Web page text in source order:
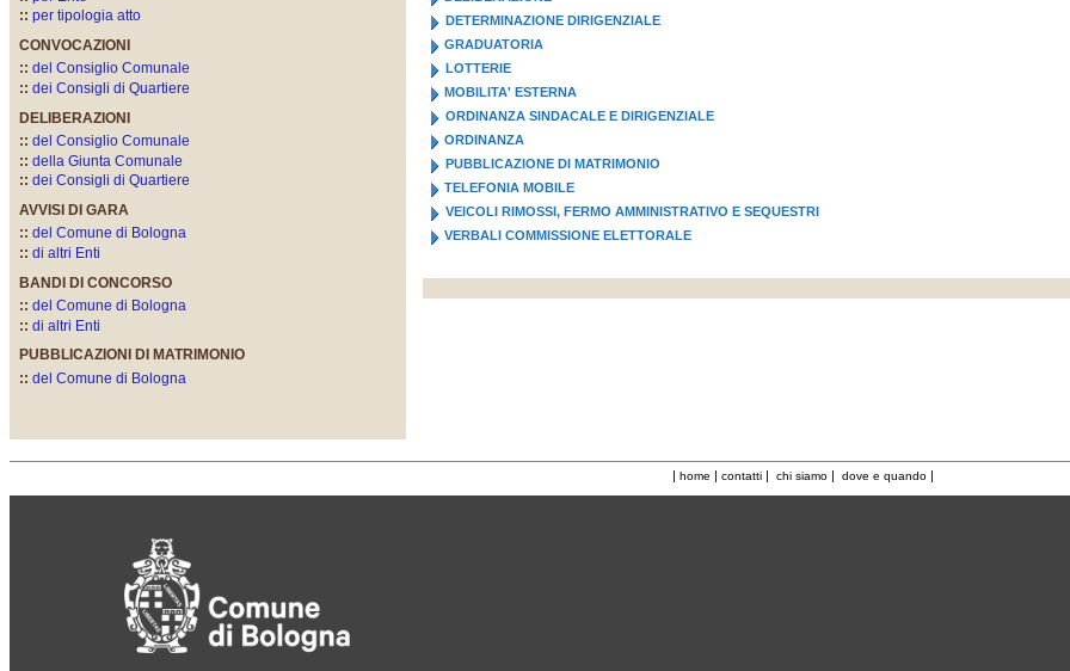
:: per tipologia atto
CONVOCAZIONI
:: del Consiglio Comunale
:: dei Consigli di Quartiere
DELIBERAZIONI
:: del Consiglio Comunale
:: della Giunta Comunale
:: dei Consigli di Quartiere
AVVISI DI GARA
:: del Comune di Bologna
:: di altri Enti
BANDI DI CONCORSO
:: del Comune di Bologna
:: di altri Enti
PUBBLICAZIONI DI MATRIMONIO
:: del Comune di Bologna
DETERMINAZIONE DIRIGENZIALE
GRADUATORIA
LOTTERIE
MOBILITA' ESTERNA
ORDINANZA SINDACALE E DIRIGENZIALE
ORDINANZA
PUBBLICAZIONE DI MATRIMONIO
TELEFONIA MOBILE
VEICOLI RIMOSSI, FERMO AMMINISTRATIVO E SEQUESTRI
VERBALI COMMISSIONE ELETTORALE
| home | contatti | chi siamo | dove e quando |